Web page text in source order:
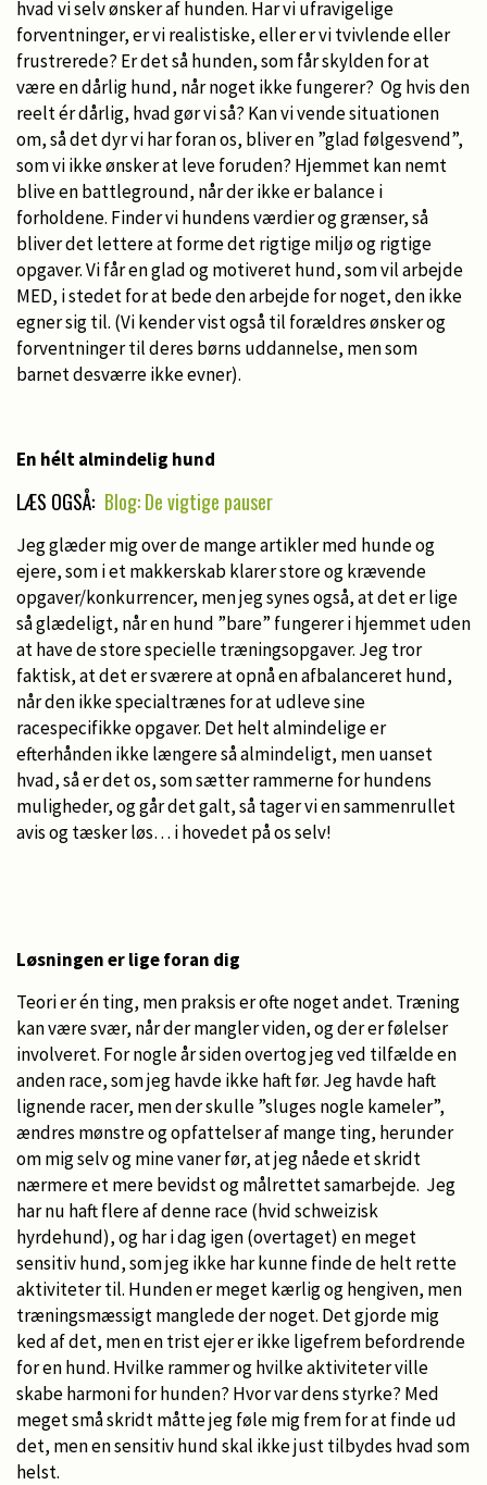
hvad vi selv ønsker af hunden. Har vi ufravigelige
forventninger, er vi realistiske, eller er vi tvivlende eller
frustrerede? Er det så hunden, som får skylden for at
være en dårlig hund, når noget ikke fungerer? Og hvis den
reelt ér dårlig, hvad gør vi så? Kan vi vende situationen
om, så det dyr vi har foran os, bliver en ”glad følgesvend”,
som vi ikke ønsker at leve foruden? Hjemmet kan nemt
blive en battleground, når der ikke er balance i
forholdene. Finder vi hundens værdier og grænser, så
bliver det lettere at forme det rigtige miljø og rigtige
opgaver. Vi får en glad og motiveret hund, som vil arbejde
MED, i stedet for at bede den arbejde for noget, den ikke
egner sig til. (Vi kender vist også til forældres ønsker og
forventninger til deres børns uddannelse, men som
barnet desværre ikke evner).
En hélt almindelig hund
LÆS OGSÅ: Blog: De vigtige pauser
Jeg glæder mig over de mange artikler med hunde og
ejere, som i et makkerskab klarer store og krævende
opgaver/konkurrencer, men jeg synes også, at det er lige
så glædeligt, når en hund ”bare” fungerer i hjemmet uden
at have de store specielle træningsopgaver. Jeg tror
faktisk, at det er sværere at opnå en afbalanceret hund,
når den ikke specialtrænes for at udleve sine
racespecifikke opgaver. Det helt almindelige er
efterhånden ikke længere så almindeligt, men uanset
hvad, så er det os, som sætter rammerne for hundens
muligheder, og går det galt, så tager vi en sammenrullet
avis og tæsker løs… i hovedet på os selv!
Løsningen er lige foran dig
Teori er én ting, men praksis er ofte noget andet. Træning
kan være svær, når der mangler viden, og der er følelser
involveret. For nogle år siden overtog jeg ved tilfælde en
anden race, som jeg havde ikke haft før. Jeg havde haft
lignende racer, men der skulle ”sluges nogle kameler”,
ændres mønstre og opfattelser af mange ting, herunder
om mig selv og mine vaner før, at jeg nåede et skridt
nærmere et mere bevidst og målrettet samarbejde. Jeg
har nu haft flere af denne race (hvid schweizisk
hyrdehund), og har i dag igen (overtaget) en meget
sensitiv hund, som jeg ikke har kunne finde de helt rette
aktiviteter til. Hunden er meget kærlig og hengiven, men
træningsmæssigt manglede der noget. Det gjorde mig
ked af det, men en trist ejer er ikke ligefrem befordrende
for en hund. Hvilke rammer og hvilke aktiviteter ville
skabe harmoni for hunden? Hvor var dens styrke? Med
meget små skridt måtte jeg føle mig frem for at finde ud
det, men en sensitiv hund skal ikke just tilbydes hvad som
helst.